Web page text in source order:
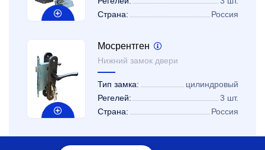
Страна:
Россия
Мосрентген
Нижний замок двери
Тип замка:
цилиндровый
Регелей:
3 шт.
Страна:
Россия